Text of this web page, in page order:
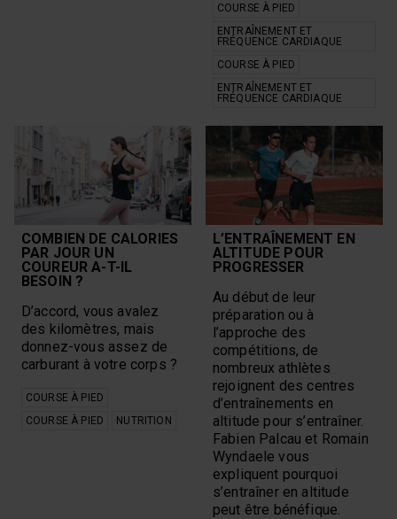
COURSE À PIED
ENTRAÎNEMENT ET
FRÉQUENCE CARDIAQUE
COURSE À PIED
ENTRAÎNEMENT ET
FRÉQUENCE CARDIAQUE
COMBIEN DE CALORIES
PAR JOUR UN
COUREUR A-T-IL
BESOIN ?
D’accord, vous avalez
des kilomètres, mais
donnez-vous assez de
carburant à votre corps ?
COURSE À PIED
COURSE À PIED
NUTRITION
L’ENTRAÎNEMENT EN
ALTITUDE POUR
PROGRESSER
Au début de leur
préparation ou à
l’approche des
compétitions, de
nombreux athlètes
rejoignent des centres
d’entraînements en
altitude pour s’entraîner.
Fabien Palcau et Romain
Wyndaele vous
expliquent pourquoi
s’entraîner en altitude
peut être bénéfique.